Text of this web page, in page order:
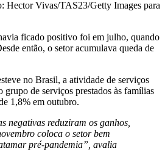
Hector Vivas/TAS23/Getty Images para
ficado positivo foi em julho, quando
então, o setor acumulava queda de
no Brasil, a atividade de serviços
grupo de serviços prestados às famílias
1,8% em outubro.
negativas reduziram os ganhos,
coloca o setor bem
pré-pandemia”, avalia